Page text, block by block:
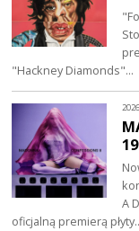
"Hackney Diamonds"…
A
oficjalną premierą